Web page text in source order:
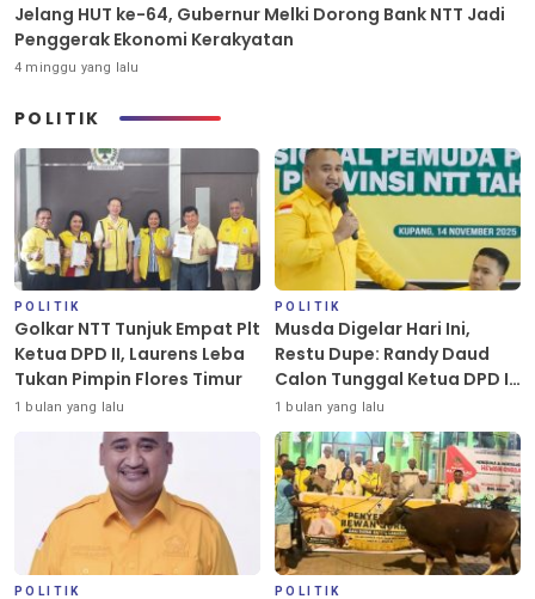
Jelang HUT ke-64, Gubernur Melki Dorong Bank NTT Jadi
Penggerak Ekonomi Kerakyatan
4 minggu yang lalu
POLITIK
POLITIK
Golkar NTT Tunjuk Empat Plt
Ketua DPD II, Laurens Leba
Tukan Pimpin Flores Timur
1 bulan yang lalu
POLITIK
Musda Digelar Hari Ini,
Restu Dupe: Randy Daud
Calon Tunggal Ketua DPD II
Golkar Kota Kupang
1 bulan yang lalu
POLITIK POLITIK